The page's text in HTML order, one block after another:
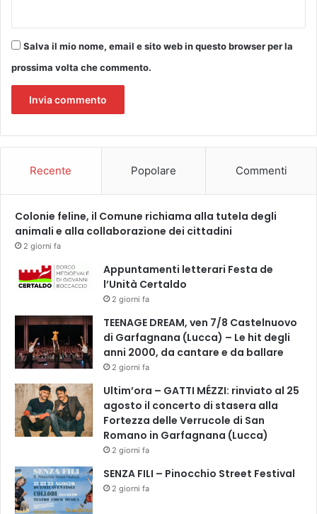
I
"
i
Salva il mio nome, email e sito web in questo browser per la
prossima volta che commento.
Recente Popolare Commenti
Colonie feline, il Comune richiama alla tutela degli
animali e alla collaborazione dei cittadini
2 giorni fa
Appuntamenti letterari Festa de
l’Unità Certaldo
2 giorni fa
TEENAGE DREAM, ven 7/8 Castelnuovo
di Garfagnana (Lucca) – Le hit degli
anni 2000, da cantare e da ballare
2 giorni fa
Ultim’ora – GATTI MÉZZI: rinviato al 25
agosto il concerto di stasera alla
Fortezza delle Verrucole di San
Romano in Garfagnana (Lucca)
2 giorni fa
SENZA FILI – Pinocchio Street Festival
2 giorni fa